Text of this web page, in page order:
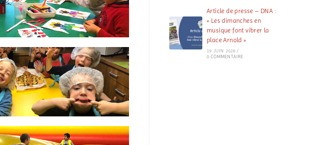
Article de presse – DNA :
« Les dimanches en
musique font vibrer la
place Arnold »
19 JUIN 2026 /
0 COMMENTAIRE